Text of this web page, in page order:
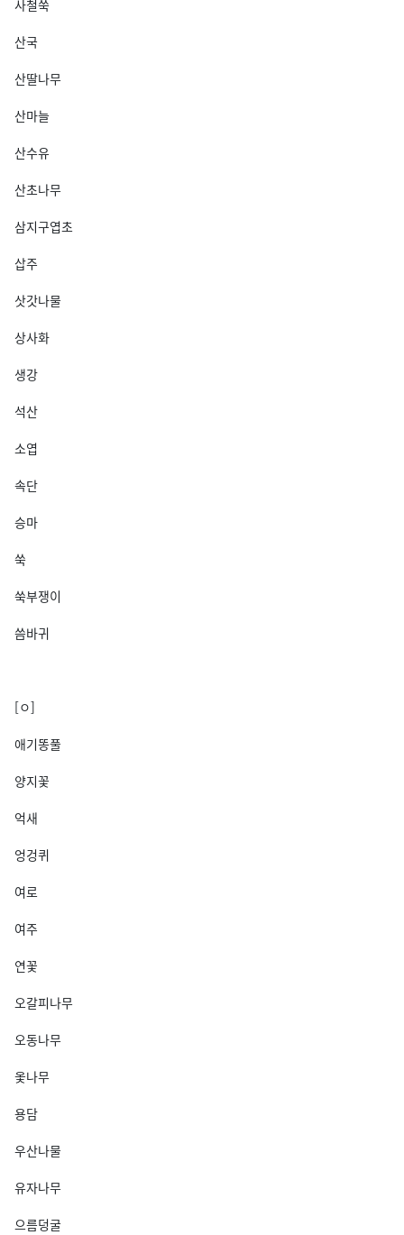
사철쑥
산국
산딸나무
산마늘
산수유
산초나무
삼지구엽초
삽주
삿갓나물
상사화
생강
석산
소엽
속단
승마
쑥
쑥부쟁이
씀바귀
[ㅇ]
애기똥풀
양지꽃
억새
엉겅퀴
여로
여주
연꽃
오갈피나무
오동나무
옻나무
용담
우산나물
유자나무
으름덩굴